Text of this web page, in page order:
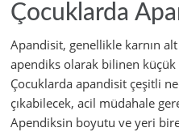
Çocuklarda
Apandisit, genellikle karnın
apendiks olarak bilinen küçük
Çocuklarda apandisit çeşitli
çıkabilecek, acil müdahale
Apendiksin boyutu ve yeri